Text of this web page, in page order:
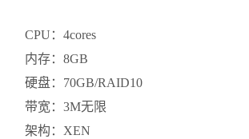
CPU：4cores
内存：8GB
硬盘：70GB/RAID10
带宽：3M无限
架构：XEN